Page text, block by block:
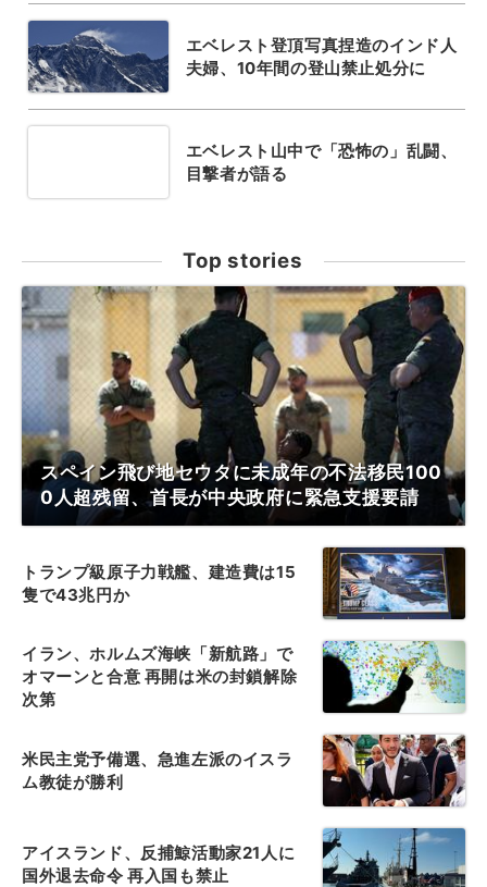
エベレスト登頂写真捏造のインド人
夫婦、10年間の登山禁止処分に
エベレスト山中で「恐怖の」乱闘、
目撃者が語る
Top stories
スペイン飛び地セウタに未成年の不法移民100
0人超残留、首長が中央政府に緊急支援要請
トランプ級原子力戦艦、建造費は15
隻で43兆円か
イラン、ホルムズ海峡「新航路」で
オマーンと合意 再開は米の封鎖解除
次第
米民主党予備選、急進左派のイスラ
ム教徒が勝利
アイスランド、反捕鯨活動家21人に
国外退去命令 再入国も禁止